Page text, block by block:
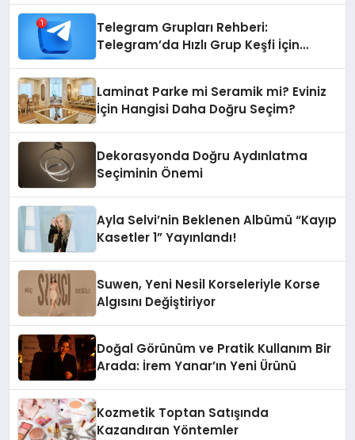
Telegram Grupları Rehberi:
Telegram’da Hızlı Grup Keşfi İçin
Laminat Parke mi Seramik mi? Eviniz
İçin Hangisi Daha Doğru Seçim?
Dekorasyonda Doğru Aydınlatma
Seçiminin Önemi
Ayla Selvi’nin Beklenen Albümü “Kayıp
Kasetler 1” Yayınlandı!
Suwen, Yeni Nesil Korseleriyle Korse
Algısını Değiştiriyor
Doğal Görünüm ve Pratik Kullanım Bir
Arada: İrem Yanar’ın Yeni Ürünü
Kozmetik Toptan Satışında
Kazandıran Yöntemler